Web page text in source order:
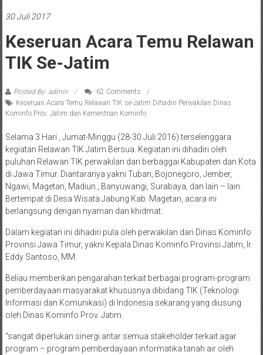
30 Juli 2017
Keseruan Acara Temu Relawan
TIK Se-Jatim
Posted By: admin
62 Comments
Keseruan Acara Temu Relawan TIK se-Jatim Dihadiri Perwakilan Dinas
Kominfo Prov. Jatim dan Kementrian Kominfo
Selama 3 Hari , Jumat-Minggu (28-30 Juli 2016) terselenggara
kegiatan Relawan TIK Jatim Bersua. Kegiatan ini dihadiri oleh
puluhan Relawan TIK perwakilan dari berbaggai Kabupaten dan Kota
di Jawa Timur. Diantaranya yakni Tuban, Bojonegoro, Jember,
Ngawi, Magetan, Madiun , Banyuwangi, Surabaya, dan lain – lain.
Bertempat di Desa Wisata Jabung Kab. Magetan, acara ini
berlangsung dengan nyaman dan khidmat.
Dalam kegiatan ini dihadiri pula oleh perwakilan dari Dinas Kominfo
Provinsi Jawa Timur, yakni Kepala Dinas Kominfo Provinsi Jatim, Ir.
Eddy Santoso, MM.
Beliau memberikan pengarahan terkait berbagai program-program
pemberdayaan masyarakat khususnya dibidang TIK (Teknologi
Informasi dan Komunikasi) di Indonesia sekarang yang diusung
oleh Dinas Kominfo Prov. Jatim.
“sangat diperlukan sinergi antar semua stakeholder terkait agar
program – program pemberdayaan informatika tanah air oleh